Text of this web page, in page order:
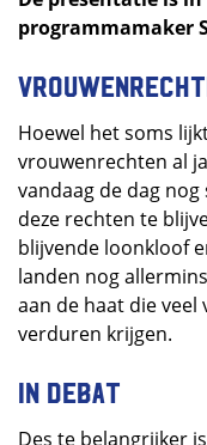
programmamaker
Hoewel het soms
vrouwenrechten al
vandaag de dag
deze rechten te
blijvende loonkloof
landen nog
aan de haat die
verduren krijgen.
In debat
Des te belangrijker